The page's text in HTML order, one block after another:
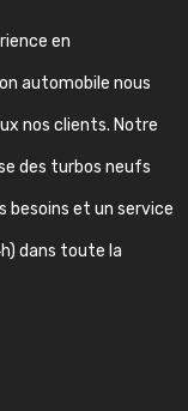
en
automobile nous
nos clients. Notre
des turbos neufs
besoins et un service
dans toute la